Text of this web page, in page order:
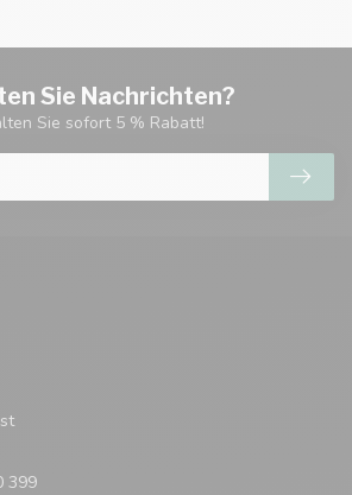
Sie Nachrichten?
Sie sofort 5 % Rabatt!
399